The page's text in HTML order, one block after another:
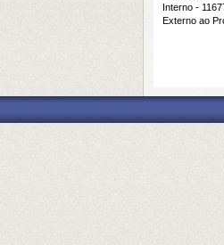
Interno -
Externo ao